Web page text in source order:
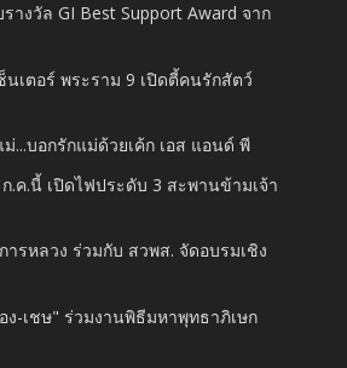
รางวัล GI Best Support Award จาก
นเตอร์ พระราม 9 เปิดตี้คนรักสัตว์
...บอกรักแม่ด้วยเค้ก เอส แอนด์ พี
.ค.นี้ เปิดไฟประดับ 3 สะพานข้ามเจ้า
ารหลวง ร่วมกับ สวพส. จัดอบรมเชิง
ง-เชษ" ร่วมงานพิธีมหาพุทธาภิเษก​